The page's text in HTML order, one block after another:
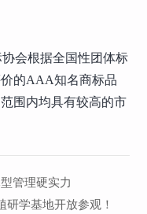
会根据全国性团体标
的AAA知名商标品
围内均具有较高的市
管理硬实力
研学基地开放参观！